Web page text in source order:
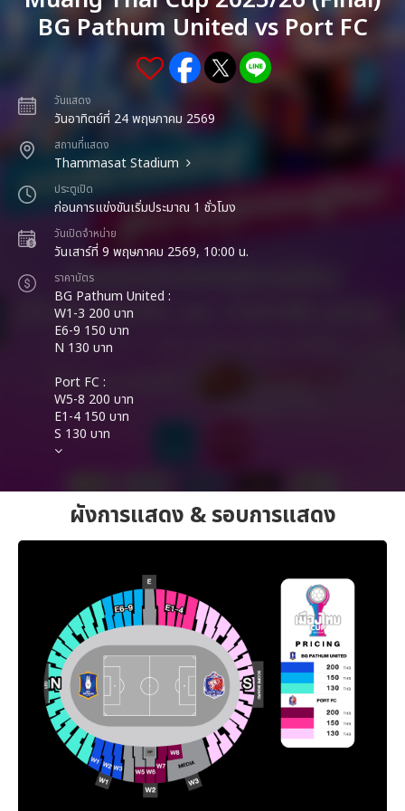
BG Pathum United vs Port FC
วันแสดง
วันอาทิตย์ที่ 24 พฤษภาคม 2569
สถานที่แสดง
Thammasat Stadium
ประตูเปิด
ก่อนการแข่งขันเริ่มประมาณ 1 ชั่วโมง
วันเปิดจำหน่าย
วันเสาร์ที่ 9 พฤษภาคม 2569, 10:00 น.
ราคาบัตร
BG Pathum United :
W1-3 200 บาท
E6-9 150 บาท
N 130 บาท
Port FC :
W5-8 200 บาท
E1-4 150 บาท
S 130 บาท
ผังการแสดง & รอบการแสดง